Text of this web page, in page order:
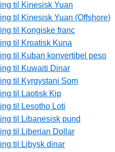
til Kinesisk Yuan
til Kinesisk Yuan (Offshore)
til Kongiske franc
til Kroatisk Kuna
til Kuban konvertibel peso
til Kuwaiti Dinar
til Kyrgystani Som
til Laotisk Kip
til Lesotho Loti
til Libanesisk pund
til Liberian Dollar
til Libysk dinar